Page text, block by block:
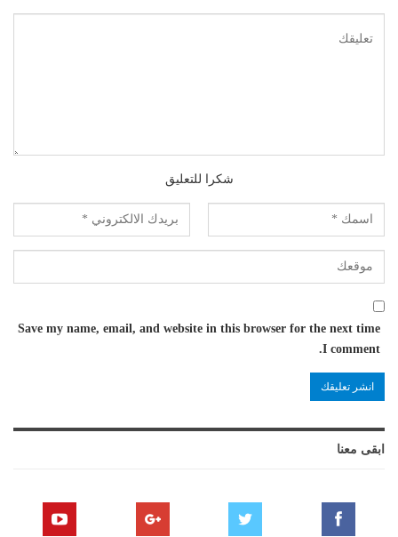
شكرا للتعليق
Save my name, email, and website in this browser for the next time
I comment.
ابقى معنا